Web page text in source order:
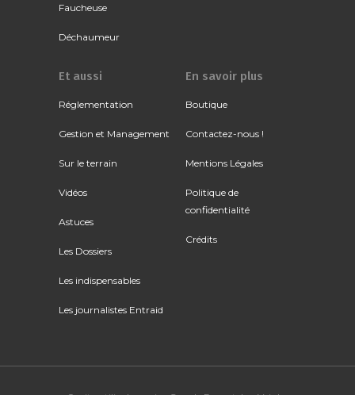
Faucheuse
Déchaumeur
Et aussi
Réglementation
Gestion et Management
Sur le terrain
Vidéos
Astuces
Les Dossiers
Les indispensables
Les journalistes Entraid
En savoir plus
Boutique
Contactez-nous !
Mentions Légales
Politique de
confidentialité
Crédits